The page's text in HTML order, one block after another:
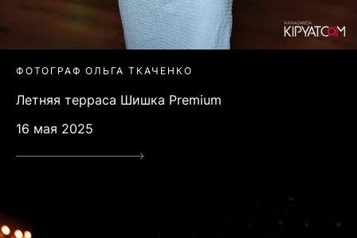
ФОТОГРАФ ОЛЬГА ТКАЧЕНКО
Летняя терраса Шишка Premium
16 мая 2025